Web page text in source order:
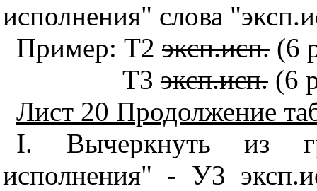
исполнения" слова
Пример: Т2 эксп.исп.(6
Т3 эксп.исп.(6
Лист 20 Продолжение
I. Вычеркнуть из
исполнения" - У3